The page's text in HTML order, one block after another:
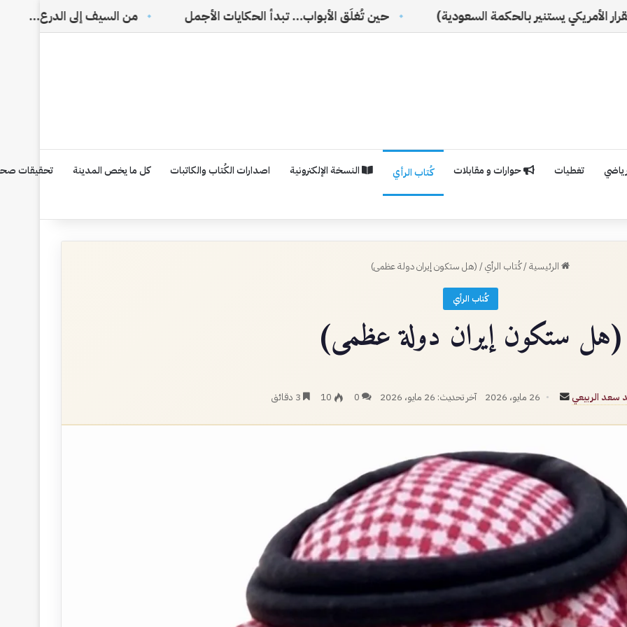
بالحكمة السعودية) حين تُغلَق الأبواب… تبدأ الحكايات الأجمل من السيف إلى الدرع…
تغطيات حوارات و مقابلات كُتاب الرأي النسخة الإلكترونية اصدارات الكُتاب والكاتبات كل ما يخص المدينة تحقيقات
الرئيسية/كُتاب الرأي/ (هل ستكون إيران دولة عظمى)
كُتاب الرأي
(هل ستكون إيران دولة عظمى)
سعد الربيعي
أرسل
إلكترونيا
26 مايو، 2026 آخر تحديث: 26 مايو، 2026 0
10